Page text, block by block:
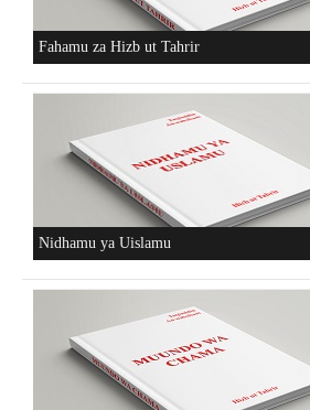
Fahamu za Hizb ut Tahrir
Nidhamu ya Uislamu